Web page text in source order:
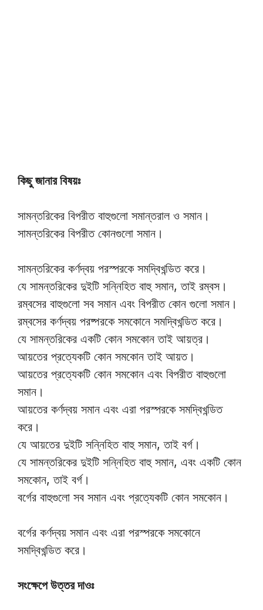
কিছু জানার বিষয়ঃ
সামন্তরিকের বিপরীত বাহুগুলো সমান্তরাল ও সমান।
সামন্তরিকের বিপরীত কোনগুলো সমান।
সামন্তরিকের কর্ণদ্বয় পরস্পরকে সমদ্বিখন্ডিত করে।
যে সামন্তরিকের দুইটি সন্নিহিত বাহু সমান, তাই রম্বস।
রম্বসের বাহুগুলো সব সমান এবং বিপরীত কোন গুলো সমান।
রম্বসের কর্ণদ্বয় পরষ্পরকে সমকোনে সমদ্বিখন্ডিত করে।
যে সামন্তরিকের একটি কোন সমকোন তাই আয়ত্র।
আয়তের প্রত্যেকটি কোন সমকোন তাই আয়ত।
আয়তের প্রত্যেকটি কোন সমকোন এবং বিপরীত বাহুগুলো
সমান।
আয়তের কর্ণদ্বয় সমান এবং এরা পরস্পরকে সমদ্বিখন্ডিত
করে।
যে আয়তের দুইটি সন্নিহিত বাহু সমান, তাই বর্গ।
যে সামন্তরিকের দুইটি সন্নিহিত বাহু সমান, এবং একটি কোন
সমকোন, তাই বর্গ।
বর্গের বাহুগুলো সব সমান এবং প্রত্যেকটি কোন সমকোন।
বর্গের কর্ণদ্বয় সমান এবং এরা পরস্পরকে সমকোনে
সমদ্বিখন্ডিত করে।
সংক্ষেপে উত্তর দাওঃ